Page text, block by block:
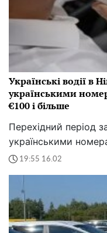
Українські водії в
українськими
€100 і більше
Перехідний період
українськими
19:55 16.02